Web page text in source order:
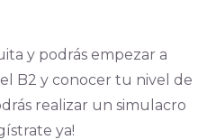
y podrás empezar a
B2 y conocer tu nivel de
realizar un simulacro
ya!